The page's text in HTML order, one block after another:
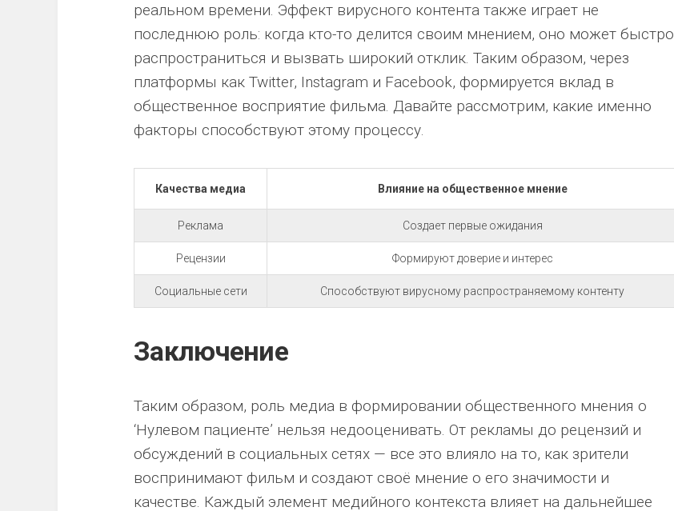
реальном времени. Эффект вирусного контента также играет не
последнюю роль: когда кто-то делится своим мнением, оно может быстро
распространиться и вызвать широкий отклик. Таким образом, через
платформы как Twitter, Instagram и Facebook, формируется вклад в
общественное восприятие фильма. Давайте рассмотрим, какие именно
факторы способствуют этому процессу.
Качества медиа Влияние на общественное мнение
Реклама Создает первые ожидания
Рецензии Формируют доверие и интерес
Социальные сети Способствуют вирусному распространяемому контенту
Заключение
Таким образом, роль медиа в формировании общественного мнения о
‘Нулевом пациенте’ нельзя недооценивать. От рекламы до рецензий и
обсуждений в социальных сетях — все это влияло на то, как зрители
воспринимают фильм и создают своё мнение о его значимости и
качестве. Каждый элемент медийного контекста влияет на дальнейшее